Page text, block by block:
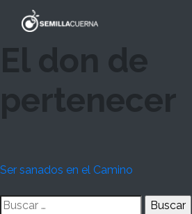
El don de
pertenecer
Navegación
de
Ser sanados en el Camino
Buscar: